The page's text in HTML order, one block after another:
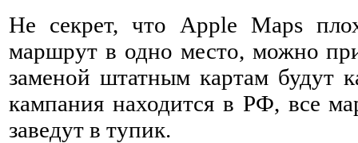
Не секрет, что Apple Maps
маршрут в одно место, можно
заменой штатным картам будут
кампания находится в РФ, все
заведут в тупик.